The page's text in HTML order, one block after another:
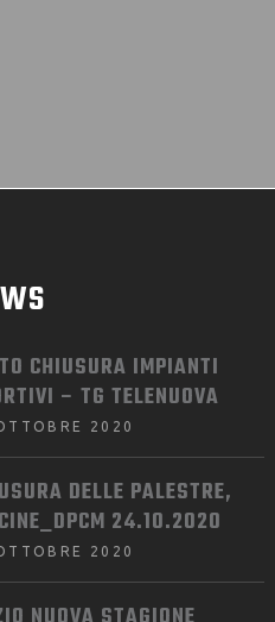
CHIUSURA IMPIANTI
– TG TELENUOVA
2020
DELLE PALESTRE,
24.10.2020
2020